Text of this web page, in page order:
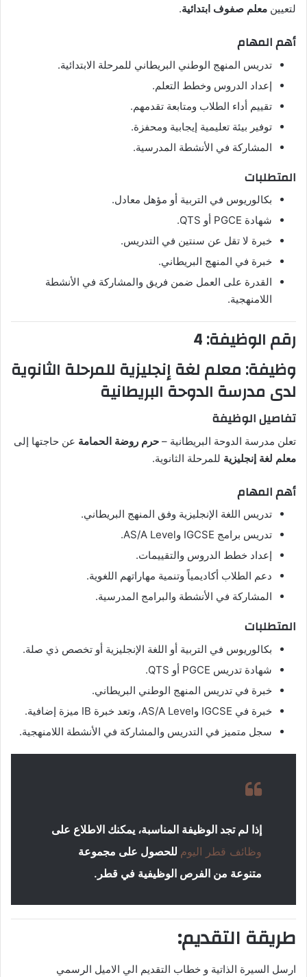
لتعيين معلم صفوف ابتدائية.
أهم المهام
تدريس المنهج الوطني البريطاني للمرحلة الابتدائية.
إعداد الدروس وخطط التعلم.
تقييم أداء الطلاب ومتابعة تقدمهم.
توفير بيئة تعليمية إيجابية ومحفزة.
المشاركة في الأنشطة المدرسية.
المتطلبات
بكالوريوس في التربية أو مؤهل معادل.
شهادة PGCE أو QTS.
خبرة لا تقل عن سنتين في التدريس.
خبرة في المنهج البريطاني.
القدرة على العمل ضمن فريق والمشاركة في الأنشطة
اللامنهجية.
رقم الوظيفة: 4
وظيفة: معلم لغة إنجليزية للمرحلة الثانوية
لدى مدرسة الدوحة البريطانية
تفاصيل الوظيفة
تعلن مدرسة الدوحة البريطانية – حرم روضة الحمامة عن حاجتها إلى
معلم لغة إنجليزية للمرحلة الثانوية.
أهم المهام
تدريس اللغة الإنجليزية وفق المنهج البريطاني.
تدريس برامج IGCSE وAS/A Level.
إعداد خطط الدروس والتقييمات.
دعم الطلاب أكاديمياً وتنمية مهاراتهم اللغوية.
المشاركة في الأنشطة والبرامج المدرسية.
المتطلبات
بكالوريوس في التربية أو اللغة الإنجليزية أو تخصص ذي صلة.
شهادة تدريس PGCE أو QTS.
خبرة في تدريس المنهج الوطني البريطاني.
خبرة في IGCSE وAS/A Level، وتعد خبرة IB ميزة إضافية.
سجل متميز في التدريس والمشاركة في الأنشطة اللامنهجية.
إذا لم تجد الوظيفة المناسبة، يمكنك الاطلاع على
وظائف قطر اليوم للحصول على مجموعة
متنوعة من الفرص الوظيفية في قطر.
طريقة التقديم:
ارسل السيرة الذاتية و خطاب التقديم الي الاميل الرسمي